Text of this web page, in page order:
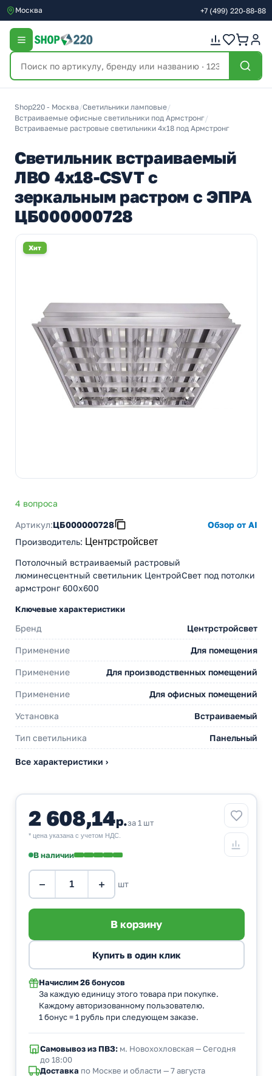
Москва +7 (499) 220-88-88
Shop220 - Москва /Светильники ламповые/
Встраиваемые офисные светильники под Армстронг/
Встраиваемые растровые светильники 4х18 под Армстронг
Светильник встраиваемый
ЛВО 4х18-CSVT с
зеркальным растром с ЭПРА
ЦБ000000728
Хит
4 вопроса
Артикул:ЦБ000000728
Обзор от AI
Производитель: Центрстройсвет
Потолочный встраиваемый растровый
люминесцентный светильник ЦентройСвет под потолки
армстронг 600х600
Ключевые характеристики
Бренд Центрстройсвет
Применение Для помещения
Применение Для производственных помещений
Применение Для офисных помещений
Установка Встраиваемый
Тип светильника Панельный
Все характеристики ›
2 608,14р.за 1 шт
* цена указана с учетом НДС.
В наличии
− + шт
Начислим 26 бонусов
За каждую единицу этого товара при покупке.
Каждому авторизованному пользователю.
1 бонус = 1 рубль при следующем заказе.
Самовывоз из ПВЗ:м. Новохохловская — Сегодня
до 18:00
Доставка по Москве и области — 7 августа